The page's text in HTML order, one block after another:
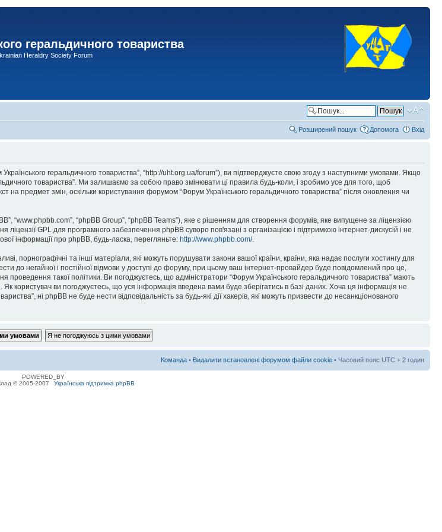
геральдичного товариства
Heraldry Society Forum
Розширений пошук Допомога Вхід
геральдичного товариства”, “http://uht.org.ua/forum”), ви підтверджуєте свою згоду з наступними умовами. Якщо
товариства”. Ми залишаємо за собою право змінювати ці правила будь-коли, і зробимо усе для того, щоб
предмет змін, оскільки користування форумом “Форум Українського геральдичного товариства” після оновлення чи
“www.phpbb.com”, “phpBB Group”, “phpBB Teams”), яке є рішенням для створення форумів, яке випущене за ліцензією
ліцензії GPL для програмного забезпечення phpBB суворо пов'язані з організацією і підтримкою інтернет-дискусій і не
інформації про phpBB, будь-ласка, перегляньте: http://www.phpbb.com/.
порнографічні та інші матеріали, які можуть порушувати закони вашої країни, країни, яка надає послуги хостингу для
до негайної і постійної відмови у доступі до форуму, при цьому ваш інтернет-провайдер буде повідомлений про це,
такої політики. Ви погоджуєтесь, що адміністратори “Форум Українського геральдичного товариства” мають
користувач ви погоджуєтесь, що уся інформація введена вами буде зберігатись в базі даних. Хоча ця інформація не
ні phpBB не буде нести відповідальність за будь-які дії хакерів, які можуть призвести до несанкціонованого
Команда • Видалити встановлені форумом файли cookie • Часовий пояс UTC + 2 годин
POWERED_BY
© 2005-2007
Українська підтримка phpBB